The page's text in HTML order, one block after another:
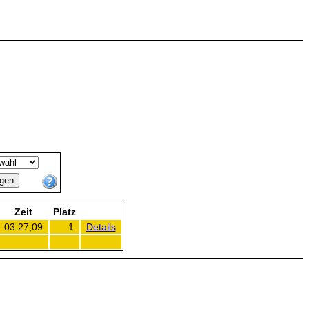
Zeit
Platz
03:27,09
1 Details